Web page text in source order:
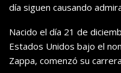
día siguen causando
Nacido el día 21 de
Estados Unidos bajo el
Zappa, comenzó su